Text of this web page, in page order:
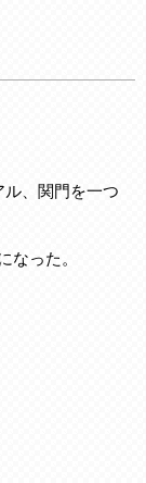
、関門を一つ
なった。